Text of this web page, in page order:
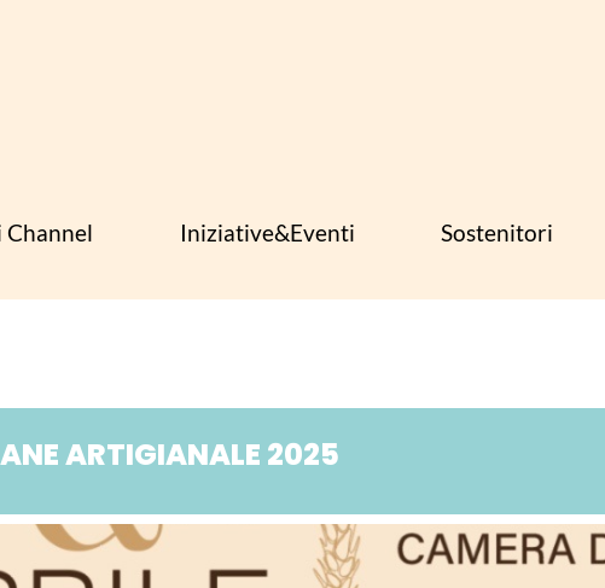
Channel Iniziative&Eventi Sostenitori
ARTIGIANALE 2025